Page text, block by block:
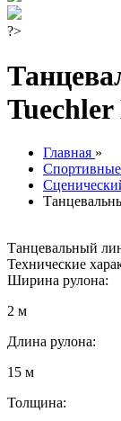
?>
Tuechler
Главная »
Танцевальный
Технические
Ширина рулона:
2 м
Длина рулона:
15 м
Толщина: